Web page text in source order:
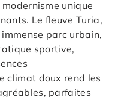
unique
Le fleuve Turia,
parc urbain,
sportive,
climat doux rend les
parfaites